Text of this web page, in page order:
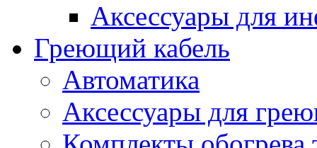
Аксессуары для
Греющий кабель
Автоматика
Аксессуары для